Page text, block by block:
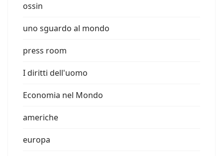
ossin
uno sguardo al mondo
press room
I diritti dell'uomo
Economia nel Mondo
americhe
europa